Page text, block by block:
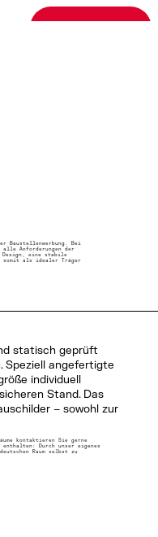
Anfrage →
Baustellenwerbung. Bei
alle Anforderungen der
Design, eine stabile
somit als idealer Träger
kontaktieren Sie gerne
enthalten: Durch unser eigenes
Raum selbst zu
statisch geprüft
Speziell angefertigte
individuell
Stand. Das
– sowohl zur